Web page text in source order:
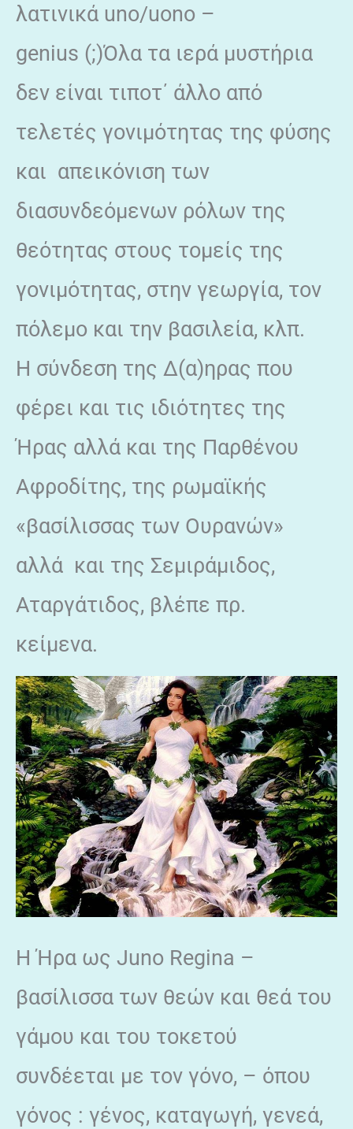
λατινικά uno/uono –
genius (;)Όλα τα ιερά μυστήρια
δεν είναι τιποτ΄ άλλο από
τελετές γονιμότητας της φύσης
και απεικόνιση των
διασυνδεόμενων ρόλων της
θεότητας στους τομείς της
γονιμότητας, στην γεωργία, τον
πόλεμο και την βασιλεία, κλπ.
Η σύνδεση της Δ(α)ηρας που
φέρει και τις ιδιότητες της
Ήρας αλλά και της Παρθένου
Αφροδίτης, της ρωμαϊκής
«βασίλισσας των Ουρανών»
αλλά και της Σεμιράμιδος,
Αταργάτιδος, βλέπε πρ.
κείμενα.
Η Ήρα ως Juno Regina –
βασίλισσα των θεών και θεά του
γάμου και του τοκετού
συνδέεται με τον γόνο, – όπου
γόνος : γένος, καταγωγή, γενεά,